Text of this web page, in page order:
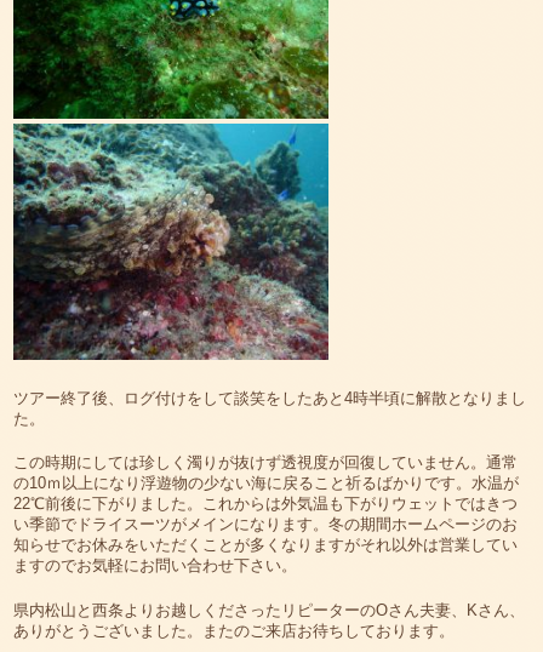
ツアー終了後、ログ付けをして談笑をしたあと4時半頃に解散となりまし
た。
この時期にしては珍しく濁りが抜けず透視度が回復していません。通常
の10ｍ以上になり浮遊物の少ない海に戻ること祈るばかりです。水温が
22℃前後に下がりました。これからは外気温も下がりウェットではきつ
い季節でドライスーツがメインになります。冬の期間ホームページのお
知らせでお休みをいただくことが多くなりますがそれ以外は営業してい
ますのでお気軽にお問い合わせ下さい。
県内松山と西条よりお越しくださったリピーターのOさん夫妻、Kさん、
ありがとうございました。またのご来店お待ちしております。